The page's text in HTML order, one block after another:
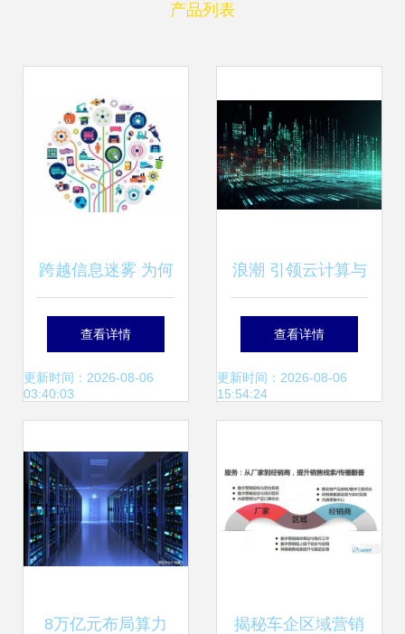
产品列表
跨越信息迷雾 为何
要在大数据时代重
视商品信息源数
查看详情
更新时间：2026-08-06
03:40:03
浪潮 引领云计算与
大数据服务的新时
代
查看详情
更新时间：2026-08-06
15:54:24
8万亿元布局算力 揭秘车企区域营销